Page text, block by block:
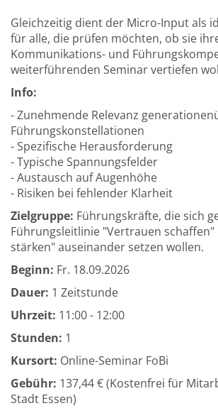
Gleichzeitig dient der Micro-Input als
für alle, die prüfen möchten, ob sie
Kommunikations- und
weiterführenden Seminar vertiefen
Info:
- Zunehmende Relevanz
Führungskonstellationen
- Spezifische Herausforderung
- Typische Spannungsfelder
- Austausch auf Augenhöhe
- Risiken bei fehlender Klarheit
Zielgruppe: Führungskräfte, die sich
Führungsleitlinie "Vertrauen schaffen"
stärken" auseinander setzen wollen.
Beginn: Fr. 18.09.2026
Dauer: 1 Zeitstunde
Uhrzeit: 11:00 - 12:00
Stunden: 1
Kursort: Online-Seminar FoBi
Gebühr: 137,44 € (Kostenfrei für
Stadt Essen)